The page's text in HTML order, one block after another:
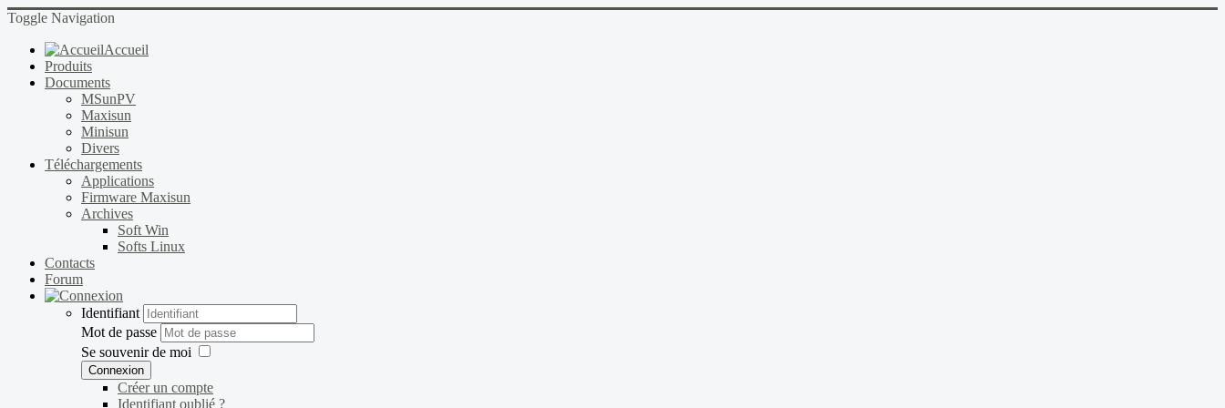
Toggle Navigation
Accueil
Produits
Documents
MSunPV
Maxisun
Minisun
Divers
Téléchargements
Applications
Firmware Maxisun
Archives
Soft Win
Softs Linux
Contacts
Forum
Identifiant
Mot de passe
Se souvenir de moi
Connexion
Créer un compte
Identifiant oublié ?